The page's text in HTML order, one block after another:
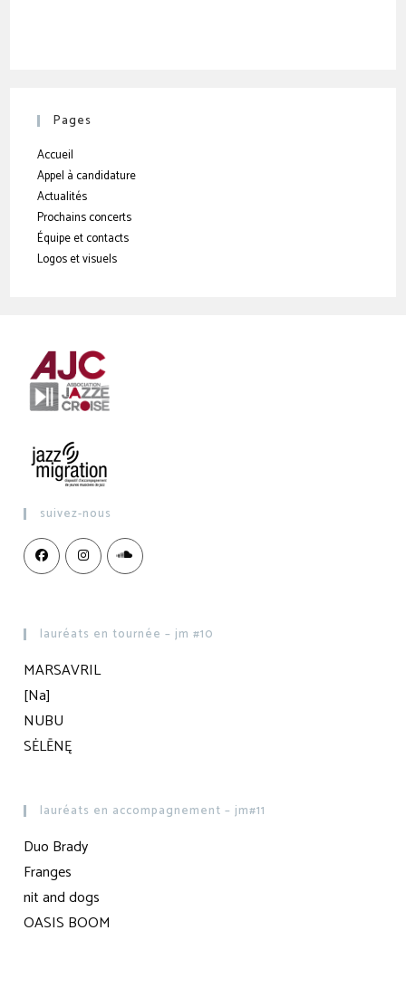
Pages
Accueil
Appel à candidature
Actualités
Prochains concerts
Équipe et contacts
Logos et visuels
suivez-nous
lauréats en tournée – jm #10
MARSAVRIL
[Na]
NUBU
SĖLĒNĘ
lauréats en accompagnement – jm#11
Duo Brady
Franges
nit and dogs
OASIS BOOM